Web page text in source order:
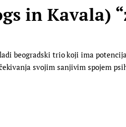
in Kavala)
beogradski trio koji ima
svojim sanjivim spojem